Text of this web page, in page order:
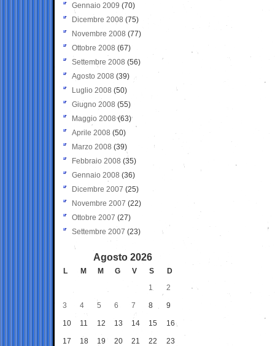
Gennaio 2009 (70)
Dicembre 2008 (75)
Novembre 2008 (77)
Ottobre 2008 (67)
Settembre 2008 (56)
Agosto 2008 (39)
Luglio 2008 (50)
Giugno 2008 (55)
Maggio 2008(63)
Aprile 2008 (50)
Marzo 2008 (39)
Febbraio 2008 (35)
Gennaio 2008 (36)
Dicembre 2007 (25)
Novembre 2007 (22)
Ottobre 2007 (27)
Settembre 2007 (23)
Agosto 2026
L M M G V S
D
1
2
3 4 5 6 7 8 9
10 11 12 13 14 15 16
17 18 19 20 21 22 23